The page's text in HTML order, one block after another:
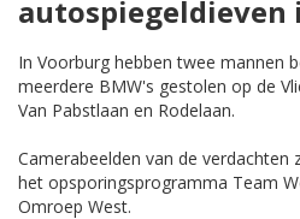
autospiegeldieven
In Voorburg hebben twee mannen
meerdere BMW's gestolen op de
Van Pabstlaan en Rodelaan.
Camerabeelden van de verdachten
het opsporingsprogramma Team
Omroep West.